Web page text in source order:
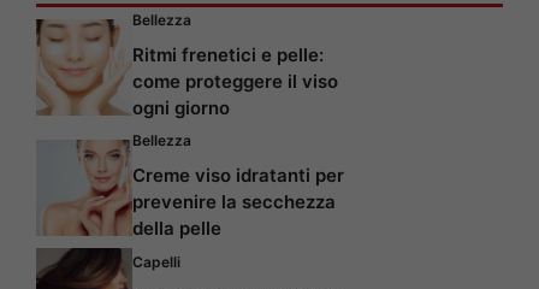
Bellezza
Ritmi frenetici e pelle:
come proteggere il viso
ogni giorno
Bellezza
Creme viso idratanti per
prevenire la secchezza
della pelle
Capelli